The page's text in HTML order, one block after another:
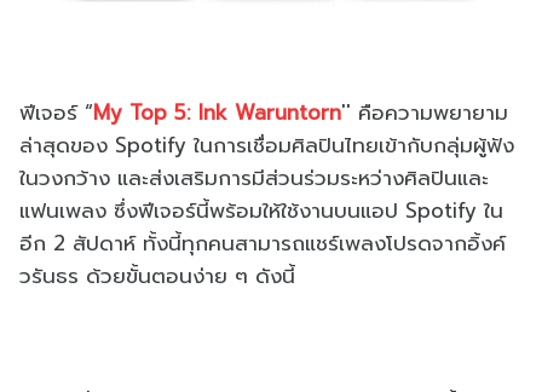
ฟีเจอร์ “My Top 5: Ink Waruntorn'' คือความพยายาม
ล่าสุดของ Spotifyในการเชื่อมศิลปินไทยเข้ากับกลุ่มผู้ฟัง
ในวงกว้าง และส่งเสริมการมีส่วนร่วมระหว่างศิลปินและ
แฟนเพลง ซึ่งฟีเจอร์นี้พร้อมให้ใช้งานบนแอป Spotifyใน
อีก 2 สัปดาห์ ทั้งนี้ทุกคนสามารถแชร์เพลงโปรดจากอิ้งค์
วรันธร ด้วยขั้นตอนง่าย ๆ ดังนี้